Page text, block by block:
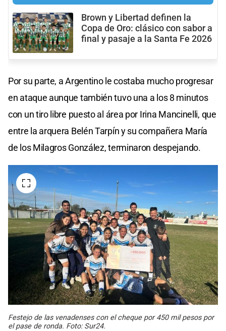
Brown y Libertad definen la
Copa de Oro: clásico con sabor a
final y pasaje a la Santa Fe 2026
Por su parte, a Argentino le costaba mucho progresar
en ataque aunque también tuvo una a los 8 minutos
con un tiro libre puesto al área por Irina Mancinelli, que
entre la arquera Belén Tarpín y su compañera María
de los Milagros González, terminaron despejando.
Festejo de las venadenses con el cheque por 450 mil pesos por
el pase de ronda. Foto: Sur24.